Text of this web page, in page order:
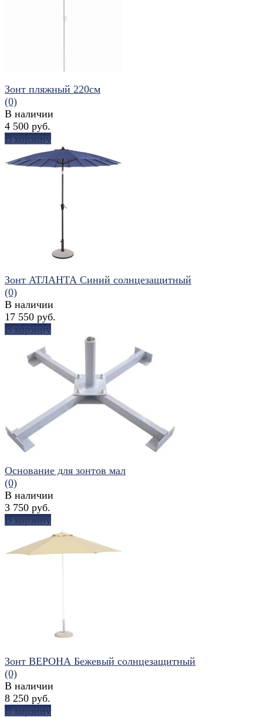
Зонт пляжный 220см
(0)
В наличии
4 500 руб.
В корзину
сравнить
Зонт АТЛАНТА Синий солнцезащитный
(0)
В наличии
17 550 руб.
В корзину
Основание для зонтов мал
(0)
В наличии
3 750 руб.
В корзину
Зонт ВЕРОНА Бежевый солнцезащитный
(0)
В наличии
8 250 руб.
В корзину